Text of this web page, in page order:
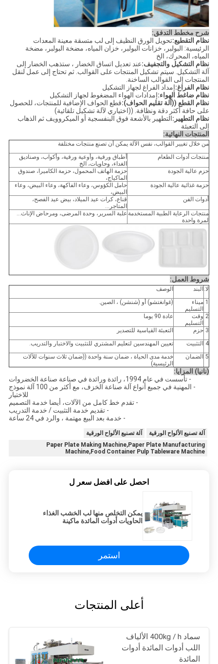
شرح مخطط التدفق:
نظام التقطيع:تحويل الورق النظيف إلى لب متسقة معينة المعدات
الرئيسية: البولبر، خزانات البولبر، خزان المياه، مضخة البولبر، مضخة
المياه، المحرك، الخ
نظام التشكيل والتجفيف:عند تعديل اتساق الخضار ، ستذهب الخضار إلى
آلة التشكيل. سيتم تشكيل المنتجات على القوالب. ثم تحتاج إلى عمل لنقل
المنتجات إلى القوالب الساخنة.
نظام الفراغ:إمداد الفراغ لجهاز التشكيل
نظام ضاغط الهواء:إمدادات الهواء المضغوط لجهاز التشكيل
نظام القطع ((آلة تقليم الحواف):قطع الحواف الإضافية للمنتجات، للحصول
على حافة أكثر دقة ونظافة. ((اختياري لآلة تشكيل تلقائية)
نظام التطهير:التطهير بالأشعة فوق البنفسجية أو الميكروويف ثم الذهاب
إلى التعبئة
المنتجات النهائية:
من خلال تغيير القوالب، نفس الآلة يمكن أن تصنع منتجات مختلفة
منتجات أدوات الطعام
أطباق ورقية، وأوعية ورقية، وأكواب، وصناديق
الغداء، وحاويات، الخ
حزم عالية الجودة
حزمة الهاتف المحمول، حزمة الكاميرا، صندوق
الماكياج،
حزمة غذائية عالية الجودة
حامل الكؤوس، وعاء الفاكهة، وعاء البيض، وعاء
البيض،
أدوات الفن
قناع، كرات عيد الميلاد، بيض عيد الفصح،
المتاجر...
منتجات الرعاية الطبية المستخدمة
لمرة واحدة
علبة السرير، وحدة المرضى، ومرحاض الإناث...
شروط العمل:
لا. البند
الوصف
1 ميناء
التسليم
(غوانغتشو) أو (شنشن) ، الصين.
2 وقت
التسليم
عادة 90 يوما
3 حزم
التعبئة القياسية للتصدير
4 التثبيت
تعيين المهندسين لتعليم المشتري للتثبيت والاختبار والتدريب.
5 الضمان
خدمة مدى الحياة ، ضمان سنة واحدة ((ضمان ثلاث سنوات للآلات
الرئيسية)
(نانيا) المزايا:
- تأسست في عام 1994، رائدة ورائدة في صناعة صناعة الخضروات
- المهنية في جميع أنواع آلة صناعة الخزف، مع أكثر من 100 آلة نموذج
للاختيار
- تقدم خط كامل من الآلات، أيضا خدمة التصميم
- تقديم خدمة التثبيت / خدمة التدريب
- خدمة بعد البيع مهتمة ، والرد في 24 ساعة
آلة تصنيع الألواح الورقية
آلة تصنيع الألواح الورقية
Paper Plate Making Machine,Paper Plate Manufacturing
Machine,Food Container Pulp Tableware Machine
احصل على افضل سعر ل
يمكن التخلص منها لب الخشب الغذاء
الحاويات أدوات المائدة ماكينة
استمر
أعلى المنتجات
سماد 400kg / h الألياف
اللب أدوات المائدة أدوات
المائدة